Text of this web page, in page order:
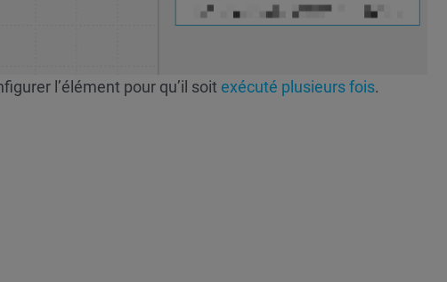
l’élément pour qu’il soit exécuté plusieurs fois.